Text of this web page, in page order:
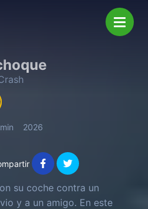
2026
su coche contra un
y a un amigo. En este